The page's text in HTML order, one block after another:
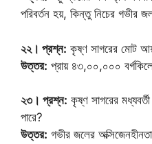
পরিবর্তন হয়, কিন্তু নিচের গভীর
২২। প্রশ্ন: কৃষ্ণ সাগরের মোট
উত্তর: প্রায় ৪৩,০০,০০০
২৩। প্রশ্ন: কৃষ্ণ সাগরের
পারে?
উত্তর: গভীর জলের